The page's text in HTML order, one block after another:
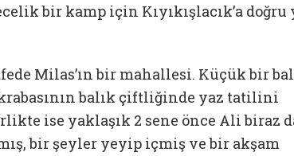
bir kamp için Kıyıkışlacık’a doğru
Milas’ın bir mahallesi. Küçük bir
balık çiftliğinde yaz tatilini
ise yaklaşık 2 sene önce Ali biraz
bir şeyler yeyip içmiş ve bir akşam